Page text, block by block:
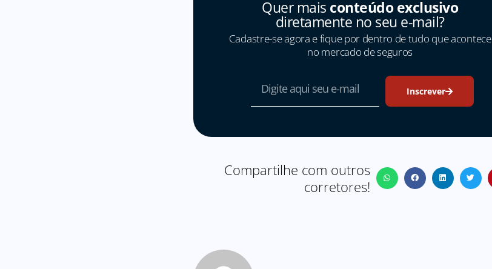
Quer mais conteúdo exclusivo
diretamente no seu e-mail?
Cadastre-se agora e fique por dentro de tudo que acontece
no mercado de seguros
Inscrever
Compartilhe com outros
corretores!